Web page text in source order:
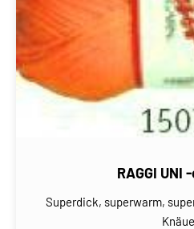
RAGGI UNI
Superdick, superwarm,